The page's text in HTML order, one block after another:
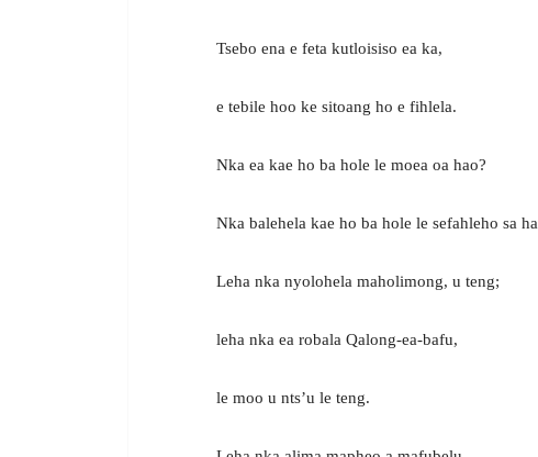
Tsebo ena e feta kutloisiso ea ka,
e tebile hoo ke sitoang ho e fihlela.
Nka ea kae ho ba hole le moea oa hao?
Nka balehela kae ho ba hole le sefahleho sa
Leha nka nyolohela maholimong, u teng;
leha nka ea robala Qalong-ea-bafu,
le moo u nts’u le teng.